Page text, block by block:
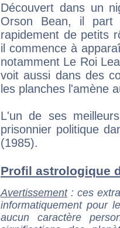
Découvert dans un
Orson Bean, il
rapidement de petits
il commence à
notamment Le Roi
voit aussi dans des
les planches l'amène
L'un de ses
prisonnier politique
(1985).
Profil astrologique
Avertissement: ces
informatiquement pour
aucun caractère